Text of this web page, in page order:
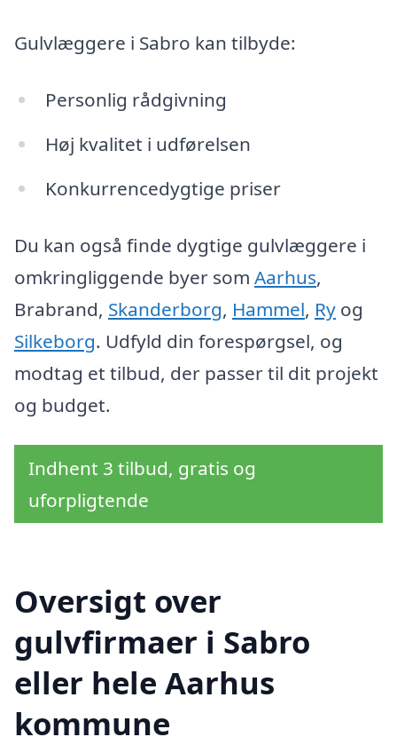
Gulvlæggere i Sabro kan tilbyde:
Personlig rådgivning
Høj kvalitet i udførelsen
Konkurrencedygtige priser
Du kan også finde dygtige gulvlæggere i
omkringliggende byer som Aarhus,
Brabrand, Skanderborg, Hammel, Ry og
Silkeborg. Udfyld din forespørgsel, og
modtag et tilbud, der passer til dit projekt
og budget.
Indhent 3 tilbud, gratis og
uforpligtende
Oversigt over
gulvfirmaer i Sabro
eller hele Aarhus
kommune